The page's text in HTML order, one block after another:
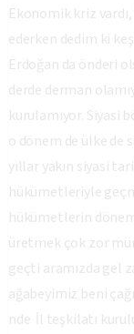
Ekonomik kriz
ederken dedim ki
Erdoğan da önderi
derde derman
kurulamıyor. Siyasi
o dönem de ülke de
yıllar yakın siyasi
hükümetleriyle
hükümetlerin
üretmek çok zor
geçti aramızda gel
ağabeyimiz beni
nde İl teşkilatı